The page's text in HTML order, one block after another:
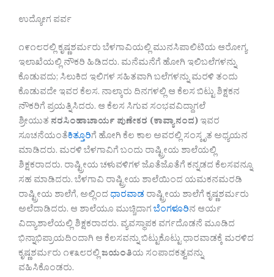
ಉದ್ಯೋಗ ಪರ್ವ
೧೯೧೮ರಲ್ಲಿ ಕೃಷ್ಣಶರ್ಮರು ಬೆಳಗಾವಿಯಲ್ಲಿ ಮುನಸಿಪಾಲಿಟಿಯ ಆರೋಗ್ಯ
ಇಲಾಖೆಯಲ್ಲಿ ನೌಕರಿ ಹಿಡಿದರು. ಮನೆಮನೆಗೆ ಹೋಗಿ ಇಲಿಬಲೆಗಳನ್ನು
ಕೊಡುವದು; ಸಿಲುಕಿದ ಇಲಿಗಳ ಸಹಿತವಾಗಿ ಬಲೆಗಳನ್ನು ಮರಳಿ ತಂದು
ಕೊಡುವದೇ ಇವರ ಕೆಲಸ. ನಾಲ್ಕಾರು ದಿನಗಳಲ್ಲಿ ಆ ಕೆಲಸ ಬಿಟ್ಟು ಶಿಕ್ಷಕನ
ನೌಕರಿಗೆ ಪ್ರಯತ್ನಿಸಿದರು. ಆ ಕೆಲಸ ಸಿಗುವ ಸಂಭವವಿದ್ದಾಗಲೆ
ಶ್ರೀಯುತ ನರಸಿಂಹಾಚಾರ್ಯ ಪುಣೇಕರ (ಕಾವ್ಯಾನಂದ)ಇವರ
ಸೂಚನೆಯಂತೆಕಿತ್ತೂರಿಗೆ ಹೋಗಿ ಕೆಲ ಕಾಲ ಅವರಲ್ಲಿ ಸಂಸ್ಕೃತ ಅಧ್ಯಯನ
ಮಾಡಿದರು. ಮರಳಿ ಬೆಳಗಾವಿಗೆ ಬಂದು ರಾಷ್ಟ್ರೀಯ ಶಾಲೆಯಲ್ಲಿ
ಶಿಕ್ಷಕರಾದರು. ರಾಷ್ಟ್ರೀಯ ಚಳುವಳಿಗಳ ಜೊತೆಜೊತೆಗೆ ಕನ್ನಡದ ಕೆಲಸವನ್ನೂ
ಸಹ ಮಾಡಿದರು. ಬೆಳಗಾವಿ ರಾಷ್ಟ್ರೀಯ ಶಾಲೆಯಿಂದ ಯಮಕನಮರಡಿ
ರಾಷ್ಟ್ರೀಯ ಶಾಲೆಗೆ, ಅಲ್ಲಿಂದ ಧಾರವಾಡ ರಾಷ್ಟ್ರೀಯ ಶಾಲೆಗೆ ಕೃಷ್ಣಶರ್ಮರು
ಅಲೆದಾಡಿದರು. ಆ ಶಾಲೆಯೂ ಮುಚ್ಚಿದಾಗಬೆಂಗಳೂರಿನ ಆರ್ಯ
ವಿದ್ಯಾಶಾಲೆಯಲ್ಲಿ ಶಿಕ್ಷಕರಾದರು. ವ್ಯವಸ್ಥಾಪಕ ವರ್ಗದೊಡನೆ ಮೂಡಿದ
ಭಿನ್ನಾಭಿಪ್ರಾಯದಿಂದಾಗಿ ಆ ಕೆಲಸವನ್ನು ಬಿಟ್ಟುಕೊಟ್ಟು ಧಾರವಾಡಕ್ಕೆ ಮರಳಿದ
ಕೃಷ್ಣಶರ್ಮರು ೧೯೩೮ರಲ್ಲಿಜಯಂತಿಯ ಸಂಪಾದಕತ್ವವನ್ನು
ವಹಿಸಿಕೊಂಡರು.